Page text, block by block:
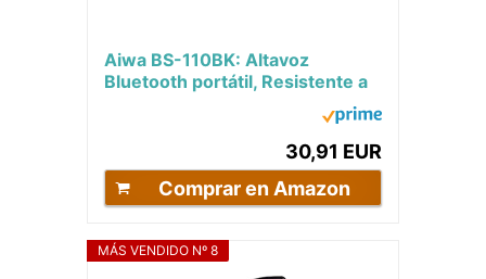
Aiwa BS-110BK: Altavoz
Bluetooth portátil, Resistente a
30,91 EUR
Comprar en Amazon
MÁS VENDIDO Nº 8